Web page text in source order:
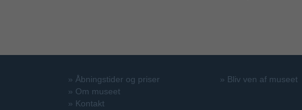
» Åbningstider og priser
» Om museet
» Kontakt
» Bliv ven af museet